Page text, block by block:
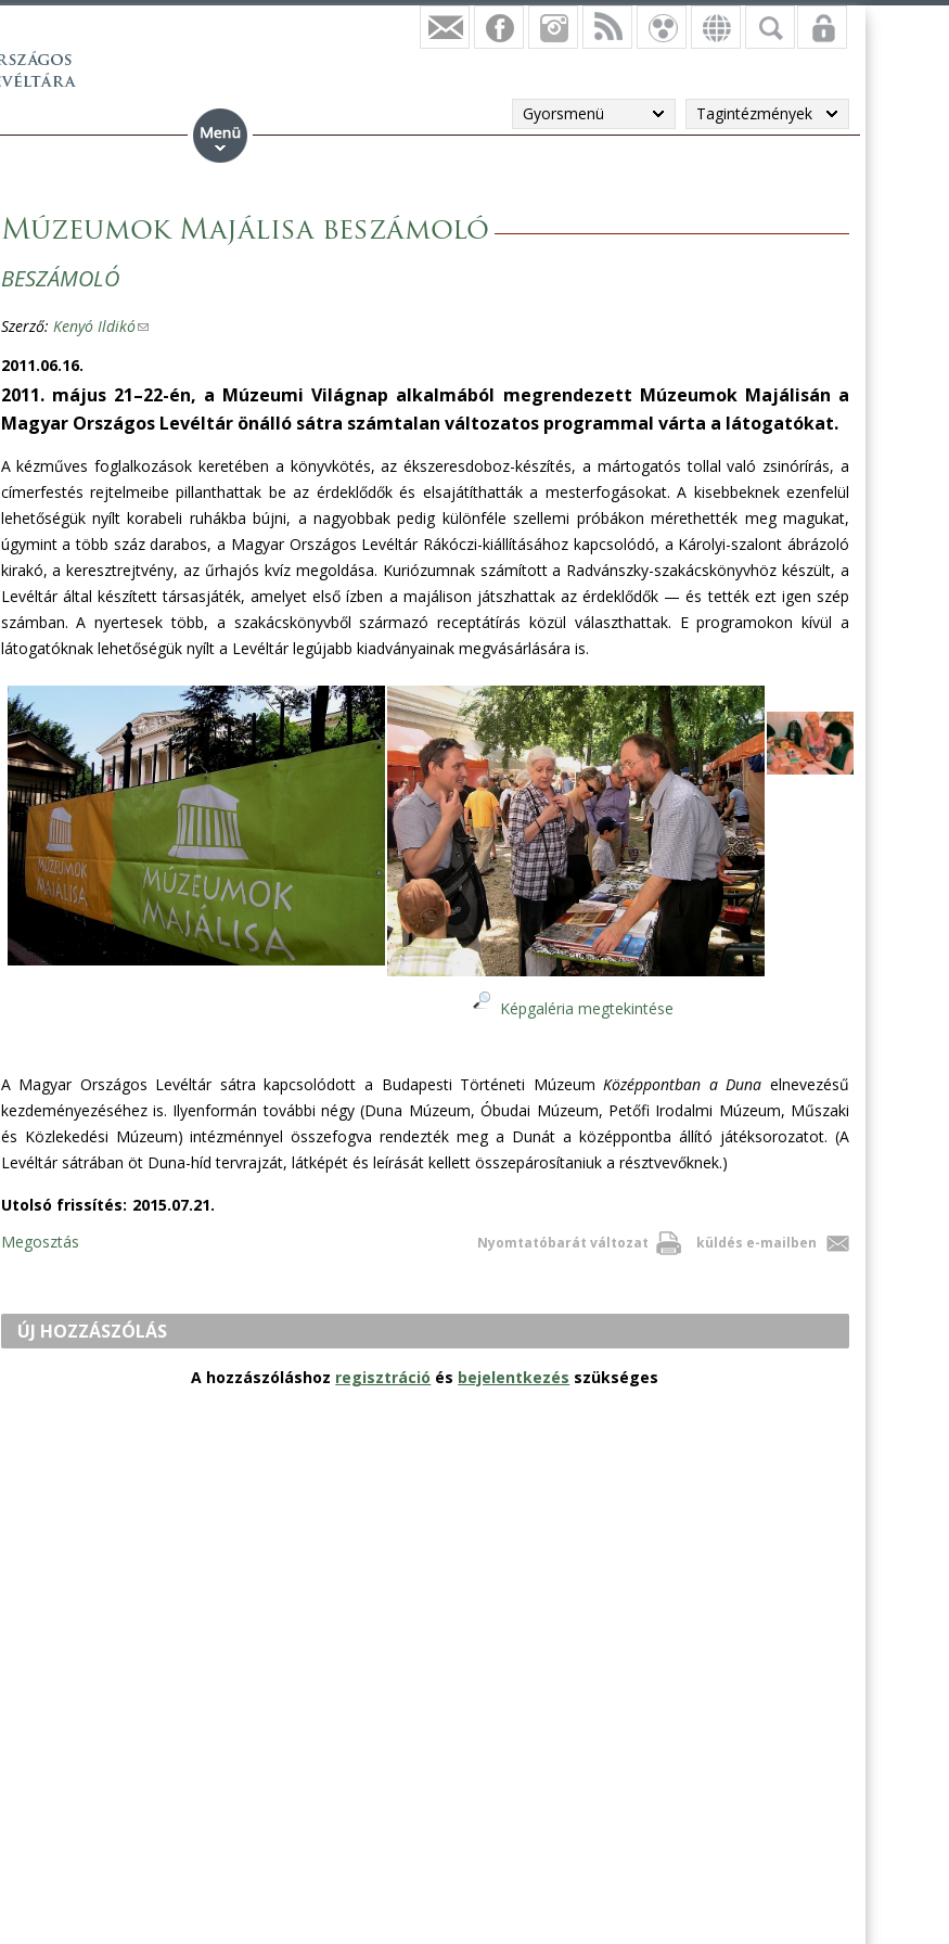
Gyorsmenü Tagintézmények
Múzeumok Majálisa beszámoló
BESZÁMOLÓ
Szerző: Kenyó Ildikó(
n
k
s
d
s
m
i
l
)
2011.06.16.
2011. május 21–22-én, a Múzeumi Világnap alkalmából megrendezett Múzeumok Majálisán a
Magyar Országos Levéltár önálló sátra számtalan változatos programmal várta a látogatókat.
A kézműves foglalkozások keretében a könyvkötés, az ékszeresdoboz-készítés, a mártogatós tollal való zsinórírás, a
címerfestés rejtelmeibe pillanthattak be az érdeklődők és elsajátíthatták a mesterfogásokat. A kisebbeknek ezenfelül
lehetőségük nyílt korabeli ruhákba bújni, a nagyobbak pedig különféle szellemi próbákon mérethették meg magukat,
úgymint a több száz darabos, a Magyar Országos Levéltár Rákóczi-kiállításához kapcsolódó, a Károlyi-szalont ábrázoló
kirakó, a keresztrejtvény, az űrhajós kvíz megoldása. Kuriózumnak számított a Radvánszky-szakácskönyvhöz készült, a
Levéltár által készített társasjáték, amelyet első ízben a majálison játszhattak az érdeklődők — és tették ezt igen szép
számban. A nyertesek több, a szakácskönyvből származó receptátírás közül választhattak. E programokon kívül a
látogatóknak lehetőségük nyílt a Levéltár legújabb kiadványainak megvásárlására is.
Képgaléria megtekintése
A Magyar Országos Levéltár sátra kapcsolódott a Budapesti Történeti MúzeumKözéppontban a Duna elnevezésű
kezdeményezéséhez is. Ilyenformán további négy (Duna Múzeum, Óbudai Múzeum, Petőfi Irodalmi Múzeum, Műszaki
és Közlekedési Múzeum) intézménnyel összefogva rendezték meg a Dunát a középpontba állító játéksorozatot. (A
Levéltár sátrában öt Duna-híd tervrajzát, látképét és leírását kellett összepárosítaniuk a résztvevőknek.)
Utolsó frissítés: 2015.07.21.
Nyomtatóbarát változat küldés e-mailben
Megosztás
ÚJ HOZZÁSZÓLÁS
A hozzászóláshoz regisztráció és bejelentkezés szükséges